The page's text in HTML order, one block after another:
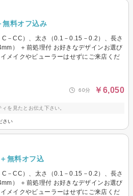
料オフ込み
C－CC）、太さ（0.1－0.15－0.2）、長さ
） ＋前処理付 お好きなデザインお選び
メイクやビューラーはせずにご来店くだ
60分 ￥6,050
を見たとお伝え下さい。
さい
無料オフ込
C－CC）、太さ（0.1－0.15－0.2）、長さ
） ＋前処理付 お好きなデザインお選び
メイクやビューラーはせずにご来店くだ